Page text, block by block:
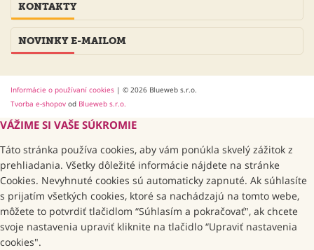
KONTAKTY
NOVINKY E-MAILOM
Informácie o používaní cookies | © 2026 Blueweb s.r.o.
Tvorba e-shopov od Blueweb s.r.o.
VÁŽIME SI VAŠE SÚKROMIE
Táto stránka používa cookies, aby vám ponúkla skvelý zážitok z
prehliadania. Všetky dôležité informácie nájdete na stránke
Cookies. Nevyhnuté cookies sú automaticky zapnuté. Ak súhlasíte
s prijatím všetkých cookies, ktoré sa nachádzajú na tomto webe,
môžete to potvrdiť tlačidlom “Súhlasím a pokračovať", ak chcete
svoje nastavenia upraviť kliknite na tlačidlo “Upraviť nastavenia
cookies".